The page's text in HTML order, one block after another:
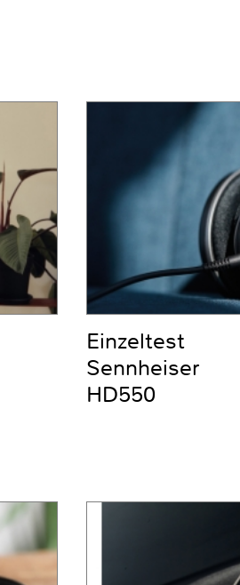
Einzeltest
Sennheiser
HD550